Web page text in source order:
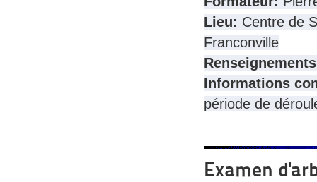
Lieu: Centre de
Franconville
Informations
période de
Examen